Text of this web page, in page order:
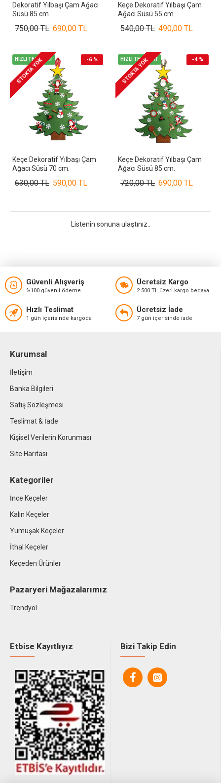
Dekoratif Yılbaşı Çam Ağacı
Süsü 85 cm.
690,00 TL
750,00 TL
Keçe Dekoratif Yılbaşı Çam
Ağacı Süsü 55 cm.
490,00 TL
540,00 TL
HIZLI TESLİMAT -6 %
STOKTA YOK
Keçe Dekoratif Yılbaşı Çam
Ağacı Süsü 70 cm.
590,00 TL
630,00 TL
HIZLI TESLİMAT -4 %
STOKTA YOK
Keçe Dekoratif Yılbaşı Çam
Ağacı Süsü 85 cm.
690,00 TL
720,00 TL
Listenin sonuna ulaştınız..
Güvenli Alışveriş
%100 güvenli ödeme
Ücretsiz Kargo
2.500 TL üzeri kargo bedava
Hızlı Teslimat
1 gün içerisinde kargoda
Ücretsiz İade
7 gün içerisinde iade
Kurumsal
İletişim
Banka Bilgileri
Satış Sözleşmesi
Teslimat & İade
Kişisel Verilerin Korunması
Site Haritası
Kategoriler
İnce Keçeler
Kalın Keçeler
Yumuşak Keçeler
İthal Keçeler
Keçeden Ürünler
Pazaryeri Mağazalarımız
Trendyol
Etbise Kayıtlıyız Bizi Takip Edin